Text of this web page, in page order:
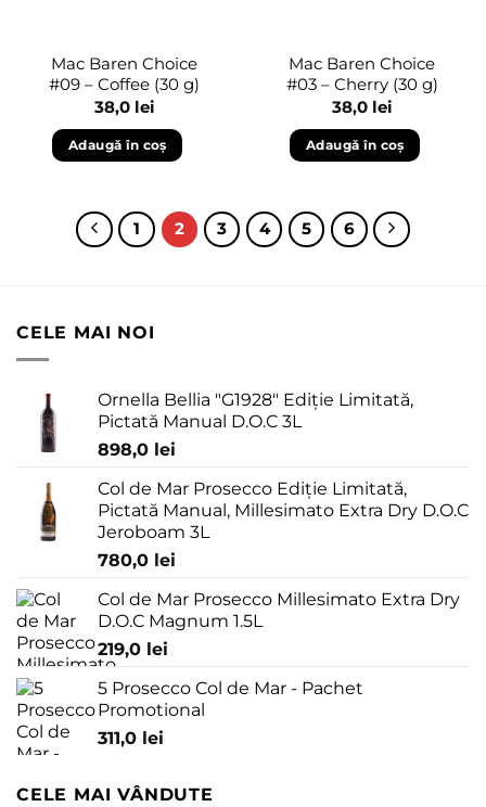
Mac Baren Choice
#09 – Coffee (30 g)
38,0 lei
Adaugă în coș
Mac Baren Choice
#03 – Cherry (30 g)
38,0 lei
Adaugă în coș
1 2 3 4 5 6
CELE MAI NOI
Ornella Bellia "G1928" Ediție Limitată,
Pictată Manual D.O.C 3L
898,0 lei
Col de Mar Prosecco Ediție Limitată,
Pictată Manual, Millesimato Extra Dry D.O.C
Jeroboam 3L
780,0 lei
Col de Mar Prosecco Millesimato Extra Dry
D.O.C Magnum 1.5L
219,0 lei
5 Prosecco Col de Mar - Pachet
Promotional
311,0 lei
CELE MAI VÂNDUTE